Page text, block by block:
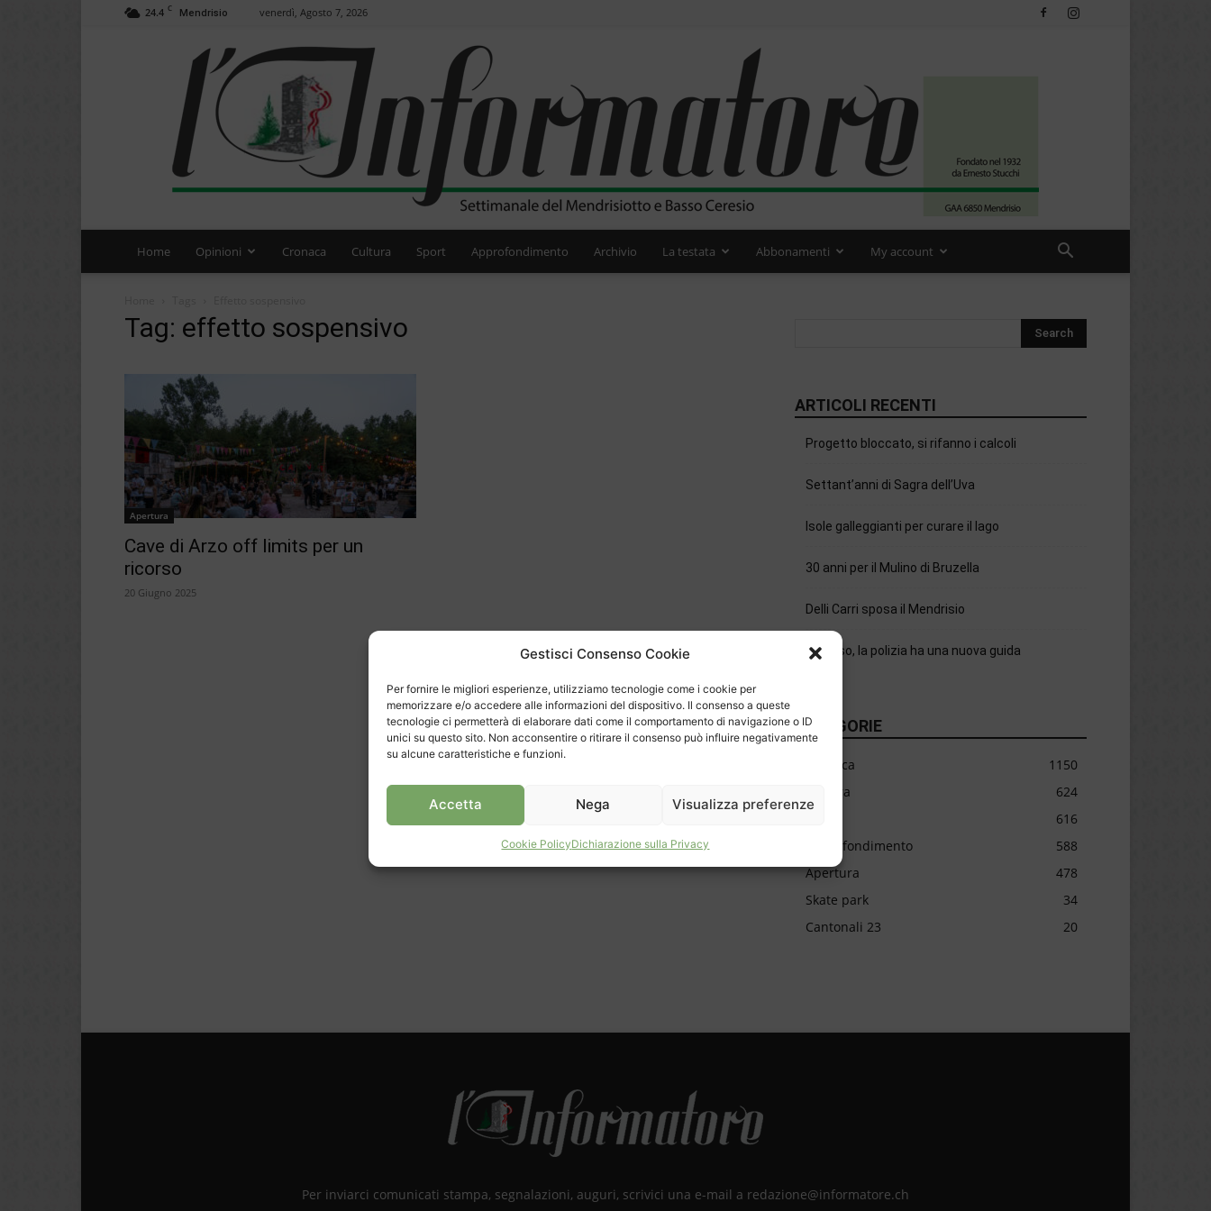
Gestisci Consenso Cookie
Per fornire le migliori esperienze, utilizziamo tecnologie come i cookie per
memorizzare e/o accedere alle informazioni del dispositivo. Il consenso a queste
tecnologie ci permetterà di elaborare dati come il comportamento di navigazione o ID
unici su questo sito. Non acconsentire o ritirare il consenso può influire negativamente
su alcune caratteristiche e funzioni.
Accetta Nega Visualizza preferenze
Cookie PolicyDichiarazione sulla Privacy
24.4 C Mendrisio venerdì, Agosto 7, 2026
Home Opinioni Cronaca Cultura Sport Approfondimento Archivio La testata Abbonamenti My account
Tag: effetto sospensivo
Apertura
Cave di Arzo off limits per un
ricorso
20 Giugno 2025
ARTICOLI RECENTI
Progetto bloccato, si rifanno i calcoli
Settant’anni di Sagra dell’Uva
Isole galleggianti per curare il lago
30 anni per il Mulino di Bruzella
Delli Carri sposa il Mendrisio
Chiasso, la polizia ha una nuova guida
CATEGORIE
Cronaca
1150
Cultura
624
616
Approfondimento
588
Apertura
478
Skate park
34
Cantonali 23
20
Per inviarci comunicati stampa, segnalazioni, auguri, scrivici una e-mail a redazione@informatore.ch